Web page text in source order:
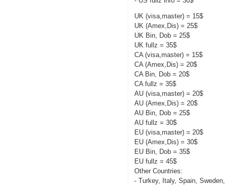
UK (visa,master) = 15$
UK (Amex,Dis) = 25$
UK Bin, Dob = 25$
UK fullz = 35$
CA (visa,master) = 15$
CA (Amex,Dis) = 20$
CA Bin, Dob = 20$
CA fullz = 35$
AU (visa,master) = 20$
AU (Amex,Dis) = 20$
AU Bin, Dob = 25$
AU fullz = 30$
EU (visa,master) = 20$
EU (Amex,Dis) = 30$
EU Bin, Dob = 35$
EU fullz = 45$
Other Countries:
- Turkey, Italy, Spain, Sweden,